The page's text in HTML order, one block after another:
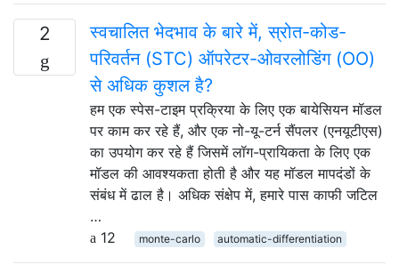
2
स्वचालित भेदभाव के बारे में, स्रोत-कोड-
परिवर्तन (STC) ऑपरेटर-ओवरलोडिंग (OO)
से अधिक कुशल है?
हम एक स्पेस-टाइम प्रक्रिया के लिए एक बायेसियन मॉडल
पर काम कर रहे हैं, और एक नो-यू-टर्न सैंपलर (एनयूटीएस)
का उपयोग कर रहे हैं जिसमें लॉग-प्रायिकता के लिए एक
मॉडल की आवश्यकता होती है और यह मॉडल मापदंडों के
संबंध में ढाल है। अधिक संक्षेप में, हमारे पास काफी जटिल
…
12
monte-carlo automatic-differentiation